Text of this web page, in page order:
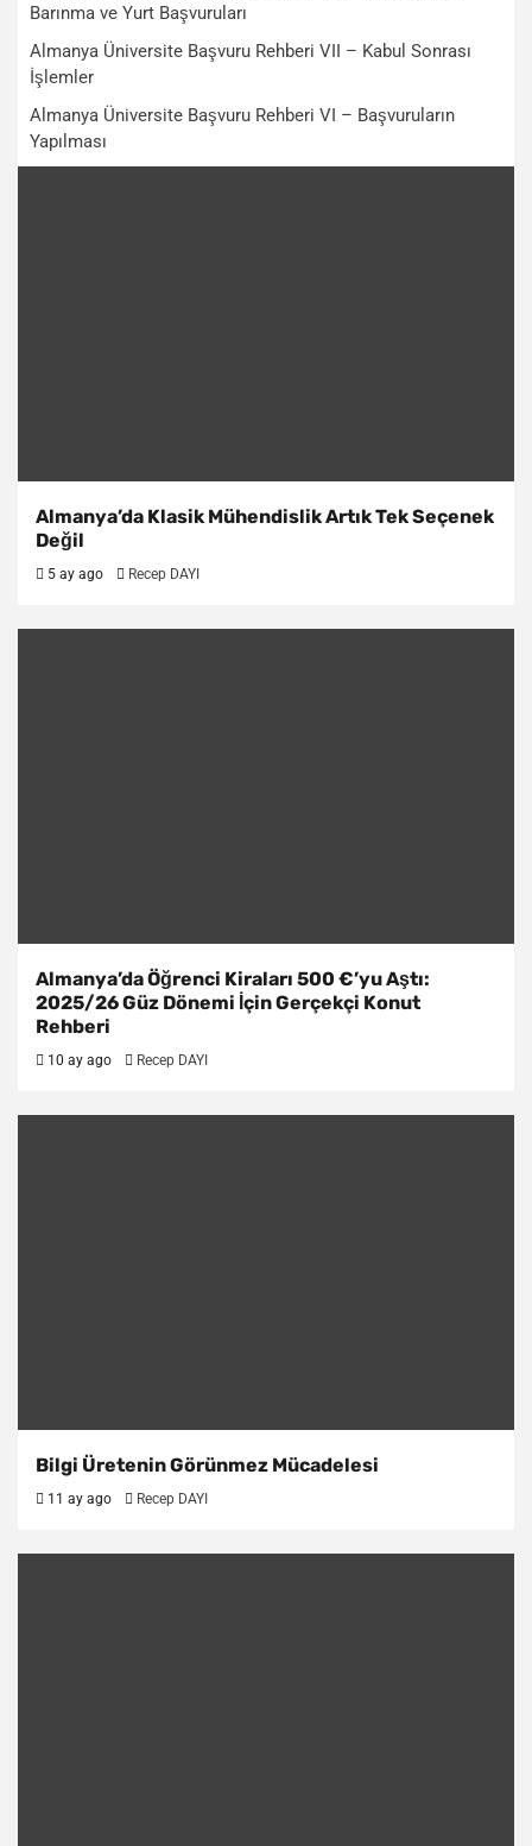
Barınma ve Yurt Başvuruları
Almanya Üniversite Başvuru Rehberi VII – Kabul Sonrası
İşlemler
Almanya Üniversite Başvuru Rehberi VI – Başvuruların
Yapılması
Almanya’da Klasik Mühendislik Artık Tek Seçenek
Değil
5 ay ago Recep DAYI
Almanya’da Öğrenci Kiraları 500 €’yu Aştı:
2025/26 Güz Dönemi İçin Gerçekçi Konut
Rehberi
10 ay ago Recep DAYI
Bilgi Üretenin Görünmez Mücadelesi
11 ay ago Recep DAYI